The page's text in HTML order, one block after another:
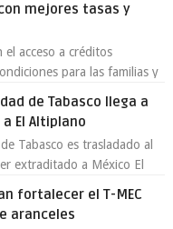
mejores tasas y
el acceso a créditos
para las familias y
de Tabasco llega a
El Altiplano
Tabasco es trasladado al
extraditado a México El
fortalecer el T-MEC
aranceles